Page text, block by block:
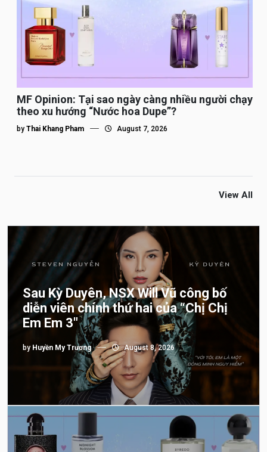
MF Opinion: Tại sao ngày càng nhiều người chạy
theo xu hướng “Nước hoa Dupe”?
by Thai Khang Pham August 7, 2026
View All
Sau Kỳ Duyên, NSX Will Vũ công bố
diễn viên chính thứ hai của “Chị Chị
Em Em 3″
by Huyền My Trương August 8, 2026